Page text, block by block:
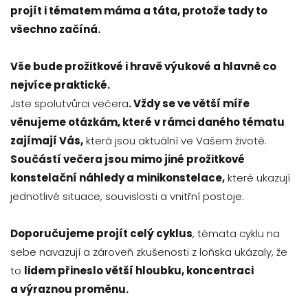
projít i tématem máma a táta, protože tady to
všechno začíná.
Vše bude prožitkové i hravě výukové a hlavně co
nejvíce praktické.
Jste spolutvůrci večera. Vždy se ve větší míře
věnujeme otázkám, které v rámci daného tématu
zajímají Vás,která jsou aktuální ve Vašem životě.
Součástí večera jsou mimo jiné prožitkové
konstelační náhledy a minikonstelace,které ukazují
jednotlivé situace, souvislosti a vnitřní postoje.
Doporučujeme projít celý cyklus, témata cyklu na
sebe navazují a zároveň zkušenosti z loňska ukázaly, že
to lidem přineslo větší hloubku, koncentraci
a výraznou proměnu.